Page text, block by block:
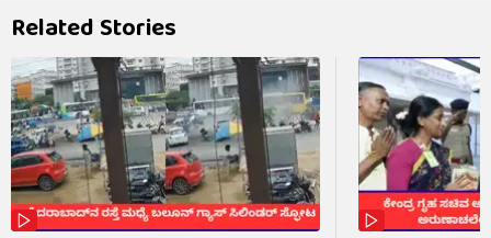
Related Stories